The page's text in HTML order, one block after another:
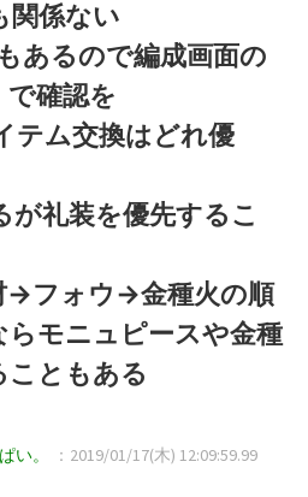
関係ない
あるので編成画面の
で確認を
テム交換はどれ優
が礼装を優先するこ
→フォウ→金種火の順
らモニュピースや金種
こともある
い。
：2019/01/17(木) 12:09:59.99